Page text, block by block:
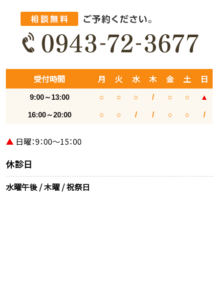
受付時間 月 火 水 木 金 土 日
9:00～13:00 ○ ○ ○ / ○ ○ ▲
16:00～20:00 ○ ○ / / ○ ○ /
▲ 日曜：9：00～15：00
休診日
水曜午後 / 木曜 / 祝祭日